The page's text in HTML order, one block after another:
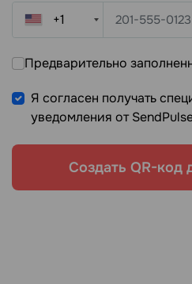
+1
Предварительно
Я согласен получать
уведомления от
Создать QR-код